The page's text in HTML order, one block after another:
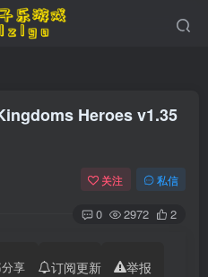
Heroes v1.35
关注 私信
0 2972 2
分享 订阅更新 举报